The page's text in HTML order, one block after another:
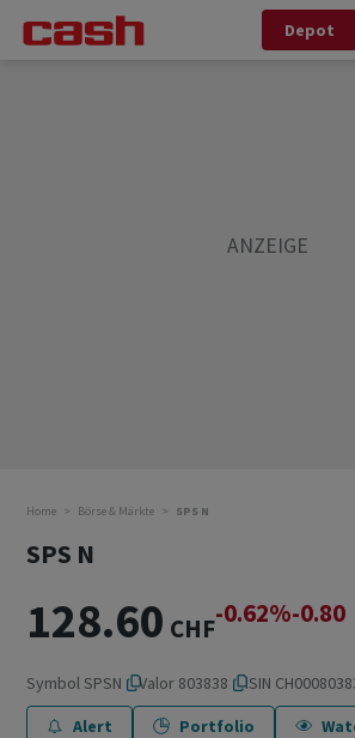
Depot
Home Börse & Märkte SPS N
SPS N
128.60 CHF-0.62%-0.80
SymbolSPSN Valor 803838 ISIN
Alert
Portfolio